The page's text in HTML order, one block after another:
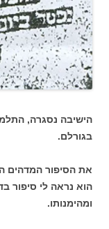
הישיבה נסגרה,
בגורלם.
את הסיפור המדהים
הוא נראה לי סיפור
ומהימנותו.